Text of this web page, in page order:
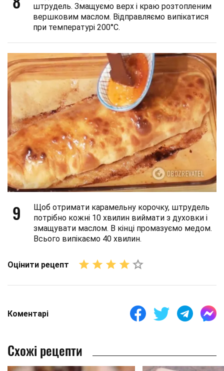
штрудель. Змащуємо верх і краю розтопленим
вершковим маслом. Відправляємо випікатися
при температурі 200°С.
9
Щоб отримати карамельну корочку, штрудель
потрібно кожні 10 хвилин виймати з духовки і
змащувати маслом. В кінці промазуємо медом.
Всього випікаємо 40 хвилин.
Оцінити рецепт
Коментарі
Схожі рецепти